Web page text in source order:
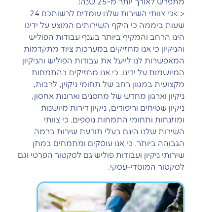
מתפרש לאורך יותר מ-25 שנה!
< >כי צוותי השירות שלנו עומדים לרשותכם 24
שעות ביממה כי היקף השירותים המוצע על ידינו
הינו הרחב והמקיף ביותר בענף עבודות הפוליש
והניקיון כי אנו מחזיקים במערכות ציוד מתקדמות
המאפשרות לנו לייעל את עבודות הפוליש והניקיון
המיושמות על ידינו. כי אנו מחזיקים בהתמחות
מקצועית במגוון רחב של תחומי ניקוין, לרבות,
ניקיון וארגון מחדש של מחסנים וארונות אחסון,
ניקיון שטיחים וריפודים, ניקיון דירות מיושנות
ומוזנחות ותחומי התמחות נוספים. כי צוותי
השירות שלנו הינם בעלי תודעת שירות ברמה
הגבוהה ביותר. כי אנו עוסקים ומתמחים במתן
שירותי ניקיון ועבודות פוליש גם לסקטור הפרטי וגם
לסקטור המוסדי-עסקי.